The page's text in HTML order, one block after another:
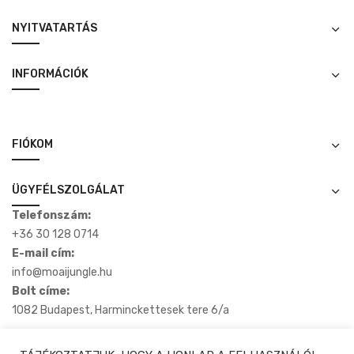
NYITVATARTÁS
INFORMÁCIÓK
FIÓKOM
ÜGYFÉLSZOLGÁLAT
Telefonszám:
+36 30 128 0714
E-mail cím:
info@moaijungle.hu
Bolt címe:
1082 Budapest, Harminckettesek tere 6/a